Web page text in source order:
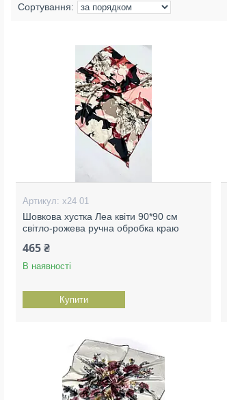
х24 01
Шовкова хустка Леа квіти 90*90 см
світло-рожева ручна обробка краю
465 ₴
В наявності
Купити